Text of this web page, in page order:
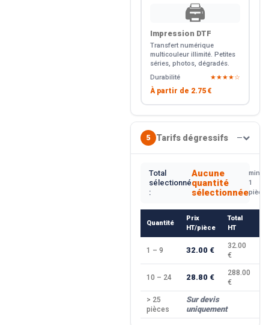
🖨️
Impression DTF
Transfert numérique
multicouleur illimité. Petites
séries, photos, dégradés.
Durabilité
★★★★☆
À partir de 2.75 €
5 Tarifs dégressifs —
Total
sélectionné
:
Aucune
quantité
sélectionnée
min.
1
pièce
Quantité
Prix
HT/pièce
Total
HT
1 – 9 32.00 €
32.00
€
10 – 24 28.80 €
288.00
€
> 25
pièces
Sur devis
uniquement